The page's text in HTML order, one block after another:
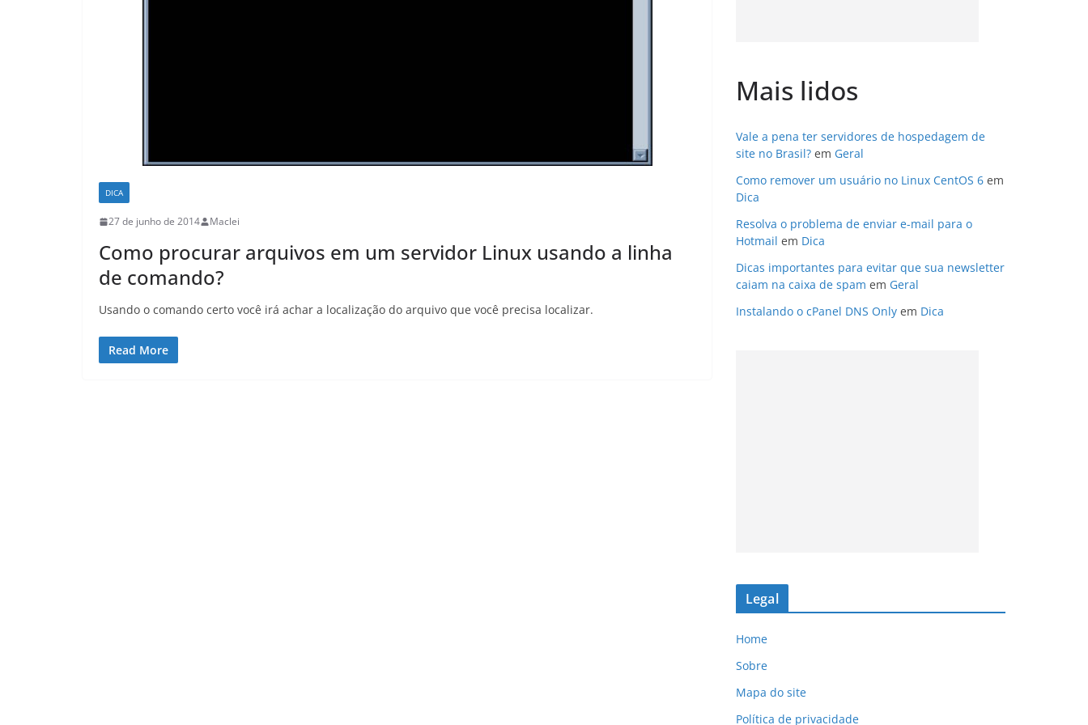
DICA
27 de junho de 2014 Maclei
Como procurar arquivos em um servidor Linux usando a linha
de comando?
Usando o comando certo você irá achar a localização do arquivo que você precisa localizar.
Read More
Mais lidos
Vale a pena ter servidores de hospedagem de
site no Brasil? em Geral
Como remover um usuário no Linux CentOS 6 em
Dica
Resolva o problema de enviar e-mail para o
Hotmail em Dica
Dicas importantes para evitar que sua newsletter
caiam na caixa de spam em Geral
Instalando o cPanel DNS Only em Dica
Legal
Home
Sobre
Mapa do site
Política de privacidade